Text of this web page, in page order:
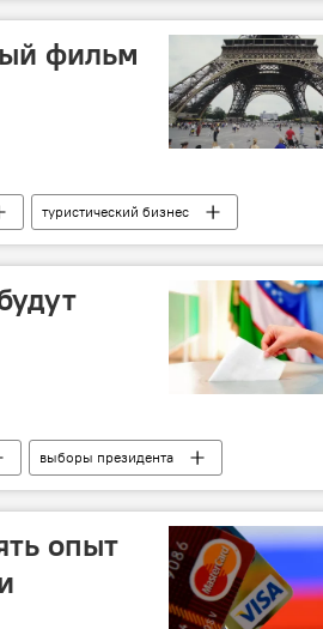
фильм
туристический бизнес
выборы президента
опыт